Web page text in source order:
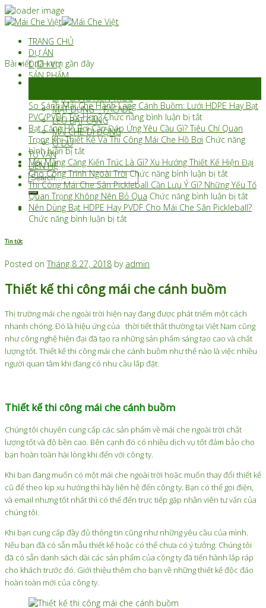
Skip
contentTRANG CHỦ
DỰ ÁN
DỊCH VỤ
SẢN PHẨM
BẠT CĂNG KIẾN TRÚC
MẶT DỰNG – FACADE
LỀU BẠT CĂNG
MÁI CHE DI ĐỘNG
Ô DÙ
TƯ VẤN
LIÊN HỆ
Search
for:
Bài viết đã xem gần đây
So Sánh Mái Che Hành Lang Cánh Buồm: Lưới HDPE Hay Bạt
PVC/PVDF Tốt Hơn? Chức năng bình luận bị tắtở
So
Sánh
Che
Hành
Lang
Cánh
Buồm:
Hơn?
Bạt Căng Hồ Bơi Cần Đáp Ứng Yêu Cầu Gì? Tiêu Chí Quan
Trọng Khi Thiết Kế Và Thi Công Mái Che Hồ Bơi Chức năng
bình luận bị tắtở
Bạt
Căng
Hồ
Bơi
Cần
Đáp
Gì?
Chí
Quan
Trọng
Khi
Thiết
Kế
Và
Thi
Hồ
Mái Màng Căng Kiến Trúc Là Gì? Xu Hướng Thiết Kế Hiện Đại
Cho Công Trình Ngoài Trời Chức năng bình luận bị tắtở
Mái
Màng
Căng
Hiện
Đại
Cho
Công
Trình
Thi Công Mái Che Sân Pickleball Cần Lưu Ý Gì? Những Yếu Tố
Quan Trọng Không Nên Bỏ Qua Chức năng bình luận bị tắtở
Thi
Yếu
Tố
Nên Dùng Bạt HDPE Hay PVDF Cho Mái Che Sân Pickleball?
Chức năng bình luận bị tắtở
HDPE
PVDF
Cho
Mái
Che
Sân
Pickleball?
Tin tức
Posted onTháng 8 27, 2018 by admin
Thiết kế thi công mái che cánh buồm
Thị trường mái che ngoài trời hiện nay đang được phát triểm một cách
nhanh chóng. Đó là hiệu ứng của thời tiết thất thường tại Việt Nam cũng
như công nghệ hiện đại đã tạo ra những sản phẩm sáng tạo cao và chất
lượng tốt. Thiết kế thi công mái che cánh buồm như thế nào là việc nhiều
người quan tâm khi đang có nhu cầu lắp đặt.
Thiết kế thi công mái che cánh buồm
Chúng tôi chuyên cung cấp các sản phẩm về mái che ngoài trời chất
lượng tốt và độ bền cao. Bên cạnh đó có nhiều dịch vụ tốt đảm bảo cho
bạn hoàn toàn hài lòng khi đến với công ty.
Khi bạn đang muốn có một mái che ngoài trời hoặc muốn thay đổi thiết kế
cũ để theo kịp xu hướng thì hãy liên hệ đến công ty. Bạn có thể gọi điện,
và email nhưng tốt nhất thì có thể đến trực tiếp gặp nhân viên tư vấn của
chúng tôi.
Khi bạn cung cấp đầy đủ thông tin cũng như những yêu cầu của mình.
Nếu bạn đã có sẵn mẫu thiết kế hoặc có thể chưa có ý tưởng. Chúng tôi
đã có sẵn danh sách dài các sản phẩm của công ty đã tiến hành lắp ráp
cho khách trước đó. Giới thiệu thêm cho bạn về những thiết kế độc đáo
hoàn toàn mới của công ty.